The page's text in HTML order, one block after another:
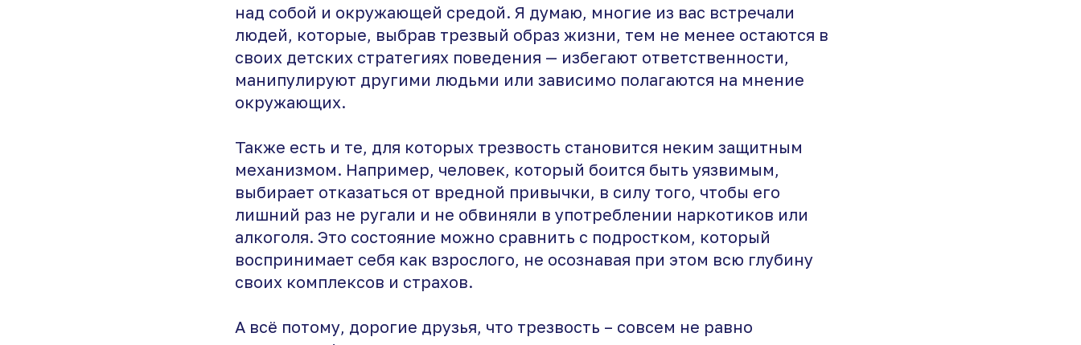
над собой и окружающей средой. Я думаю, многие из вас встречали
людей, которые, выбрав трезвый образ жизни, тем не менее остаются в
своих детских стратегиях поведения — избегают ответственности,
манипулируют другими людьми или зависимо полагаются на мнение
окружающих.
Также есть и те, для которых трезвость становится неким защитным
механизмом. Например, человек, который боится быть уязвимым,
выбирает отказаться от вредной привычки, в силу того, чтобы его
лишний раз не ругали и не обвиняли в употреблении наркотиков или
алкоголя. Это состояние можно сравнить с подростком, который
воспринимает себя как взрослого, не осознавая при этом всю глубину
своих комплексов и страхов.
А всё потому, дорогие друзья, что трезвость – совсем не равно